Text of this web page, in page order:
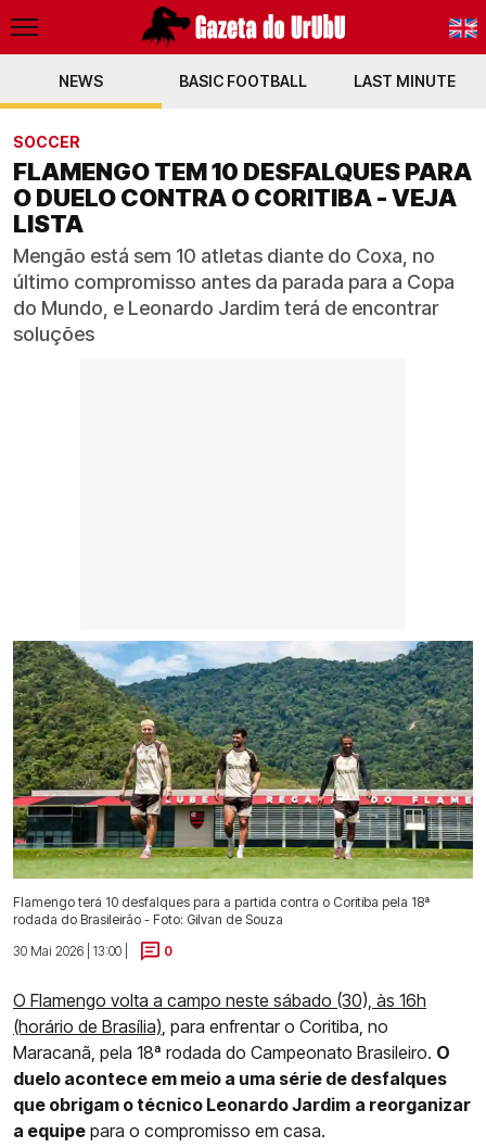
NEWS BASIC FOOTBALL LAST MINUTE
SOCCER
FLAMENGO TEM 10 DESFALQUES PARA
O DUELO CONTRA O CORITIBA - VEJA
LISTA
Mengão está sem 10 atletas diante do Coxa, no
último compromisso antes da parada para a Copa
do Mundo, e Leonardo Jardim terá de encontrar
soluções
Flamengo terá 10 desfalques para a partida contra o Coritiba pela 18ª
rodada do Brasileirão - Foto: Gilvan de Souza
30 Mai 2026 | 13:00 |
0
O Flamengo volta a campo neste sábado (30), às 16h
(horário de Brasília), para enfrentar o Coritiba, no
Maracanã, pela 18ª rodada do Campeonato Brasileiro. O
duelo acontece em meio a uma série de desfalques
que obrigam o técnico Leonardo Jardim a reorganizar
a equipe para o compromisso em casa.